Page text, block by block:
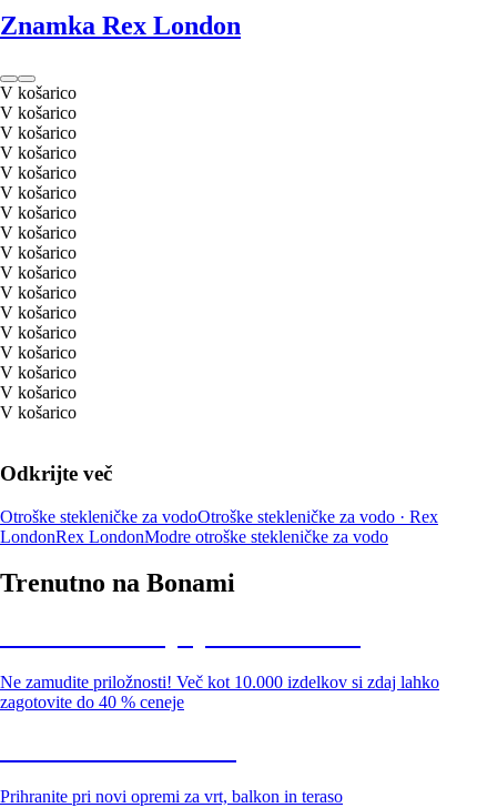
Znamka Rex London
V košarico
V košarico
V košarico
V košarico
V košarico
V košarico
V košarico
V košarico
V košarico
V košarico
V košarico
V košarico
V košarico
V košarico
V košarico
V košarico
V košarico
Odkrijte več
Otroške stekleničke za vodoOtroške stekleničke za vodo · Rex
LondonRex LondonModre otroške stekleničke za vodo
Trenutno na Bonami
Ne zamudite priložnosti! Več kot 10.000 izdelkov si zdaj lahko
zagotovite do 40 % ceneje
Prihranite pri novi opremi za vrt, balkon in teraso